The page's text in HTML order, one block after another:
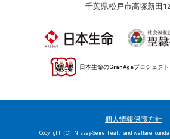
千葉県松戸市高塚新田
日本生命のGranAgeプロジェク
個人情報保護方針
Copyright（C）Nissay-Seirei health and welfare